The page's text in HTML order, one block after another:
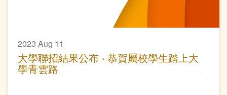
2023 Aug 11
大學聯招結果公布 ‧ 恭賀屬校學生踏上大
學青雲路